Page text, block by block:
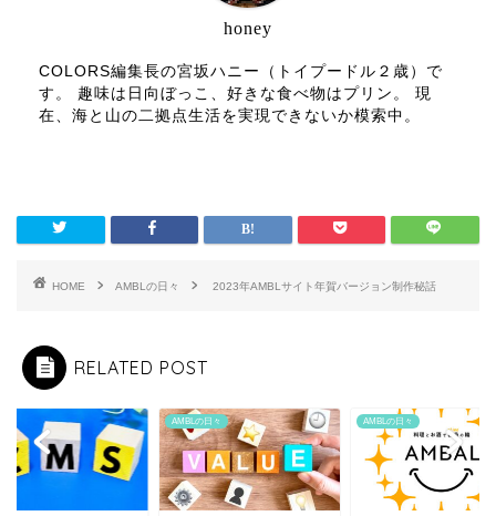
honey
COLORS編集長の宮坂ハニー（トイプードル２歳）で
す。 趣味は日向ぼっこ、好きな食べ物はプリン。 現
在、海と山の二拠点生活を実現できないか模索中。
HOME AMBLの日々 2023年AMBLサイト年賀バージョン制作秘話
RELATED POST
AMBLの日々 AMBLの日々